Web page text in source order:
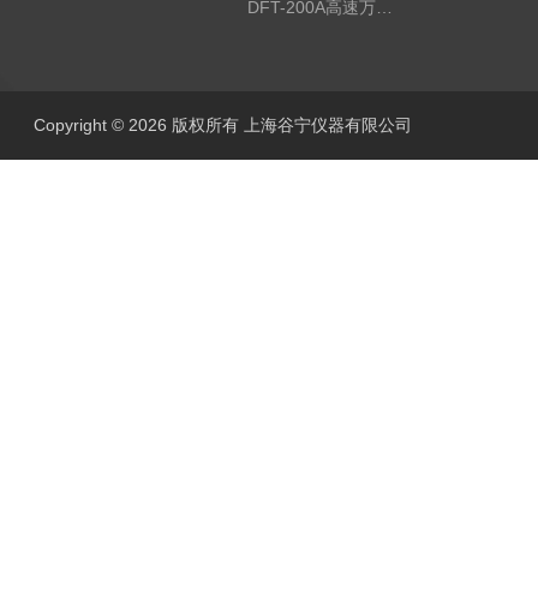
Copyright © 2026 版权所有 上海谷宁仪器有限公司